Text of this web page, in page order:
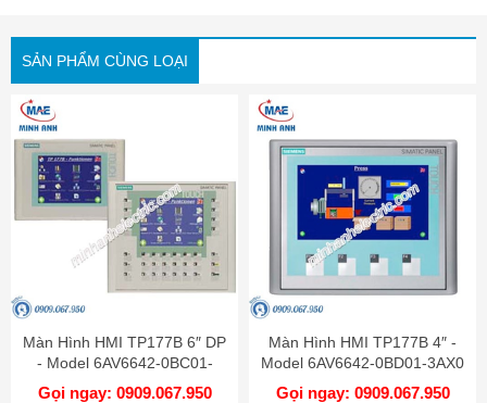
SẢN PHẨM CÙNG LOẠI
Màn Hình HMI TP177B 6″ DP
- Model 6AV6642-0BC01-
1AX1
Gọi ngay: 0909.067.950
Màn Hình HMI TP177B 4″ -
Model 6AV6642-0BD01-3AX0
Gọi ngay: 0909.067.950